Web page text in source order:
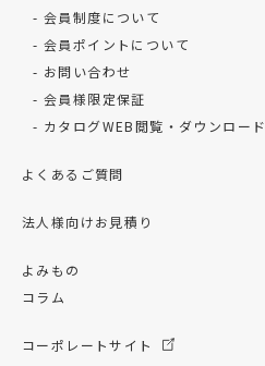
会員制度について
会員ポイントについて
お問い合わせ
会員様限定保証
カタログWEB閲覧・ダウンロード
よくあるご質問
法人様向けお見積り
よみもの
コラム
コーポレートサイト